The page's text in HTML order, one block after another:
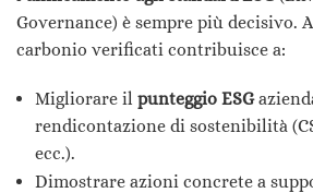
Governance) è sempre più decisivo.
carbonio verificati contribuisce a:
Migliorare il punteggio ESG
rendicontazione di sostenibilità
ecc.).
Dimostrare azioni concrete a